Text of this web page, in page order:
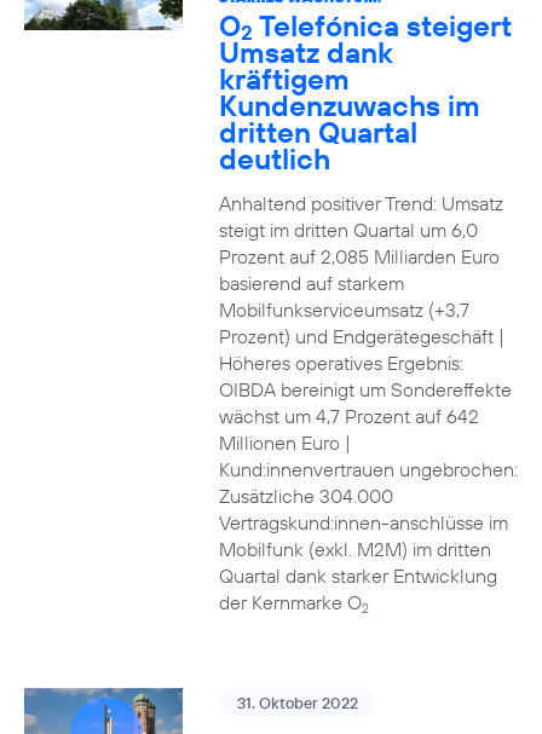
O2 Telefónica steigert
Umsatz dank
kräftigem
Kundenzuwachs im
dritten Quartal
deutlich
Anhaltend positiver Trend: Umsatz
steigt im dritten Quartal um 6,0
Prozent auf 2,085 Milliarden Euro
basierend auf starkem
Mobilfunkserviceumsatz (+3,7
Prozent) und Endgerätegeschäft |
Höheres operatives Ergebnis:
OIBDA bereinigt um Sondereffekte
wächst um 4,7 Prozent auf 642
Millionen Euro |
Kund:innenvertrauen ungebrochen:
Zusätzliche 304.000
Vertragskund:innen-anschlüsse im
Mobilfunk (exkl. M2M) im dritten
Quartal dank starker Entwicklung
der Kernmarke O2
31. Oktober 2022